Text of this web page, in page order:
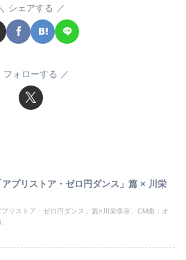
シェアする
フォローする
アプリストア・ゼロ円ダンス」篇 × 川栄
プリストア・ゼロ円ダンス」篇×川栄李奈、CM曲：オ